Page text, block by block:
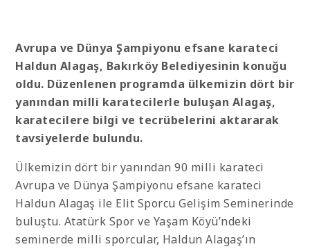
Avrupa ve Dünya Şampiyonu efsane karateci
Haldun Alagaş, Bakırköy Belediyesinin konuğu
oldu. Düzenlenen programda ülkemizin dört bir
yanından milli karatecilerle buluşan Alagaş,
karatecilere bilgi ve tecrübelerini aktararak
tavsiyelerde bulundu.
Ülkemizin dört bir yanından 90 milli karateci
Avrupa ve Dünya Şampiyonu efsane karateci
Haldun Alagaş ile Elit Sporcu Gelişim Seminerinde
buluştu. Atatürk Spor ve Yaşam Köyü’ndeki
seminerde milli sporcular, Haldun Alagaş’ın